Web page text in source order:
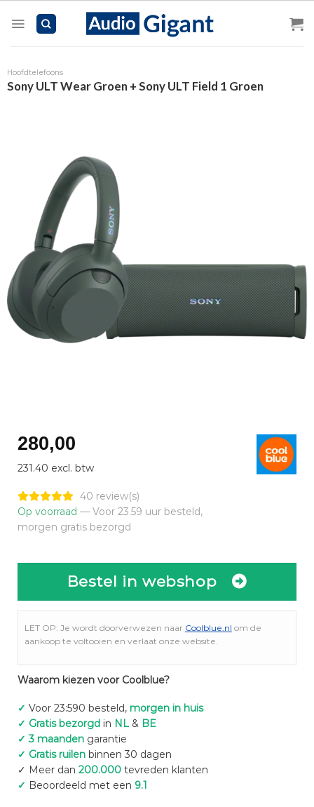
Hoofdtelefoons
Sony ULT Wear Groen + Sony ULT Field 1 Groen
280,00
231.40 excl. btw
40 review(s)
Op voorraad — Voor 23.59 uur besteld,
morgen gratis bezorgd
Bestel in webshop
LET OP: Je wordt doorverwezen naar Coolblue.nl om de
aankoop te voltooien en verlaat onze website.
Waarom kiezen voor Coolblue?
✓ Voor 23:590 besteld, morgen in huis
✓ Gratis bezorgd in NL& BE
✓ 3 maanden garantie
✓ Gratis ruilenbinnen 30 dagen
✓ Meer dan 200.000tevreden klanten
✓ Beoordeeld met een 9.1